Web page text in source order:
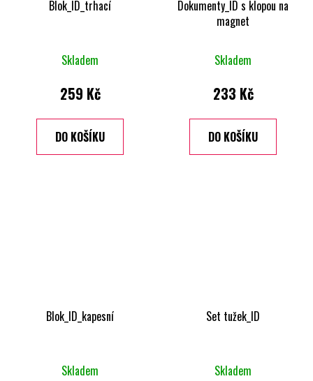
Blok_ID_trhací
Skladem
259 Kč
DO KOŠÍKU
Dokumenty_ID s klopou na
magnet
Skladem
233 Kč
DO KOŠÍKU
Blok_ID_kapesní
Skladem
Set tužek_ID
Skladem